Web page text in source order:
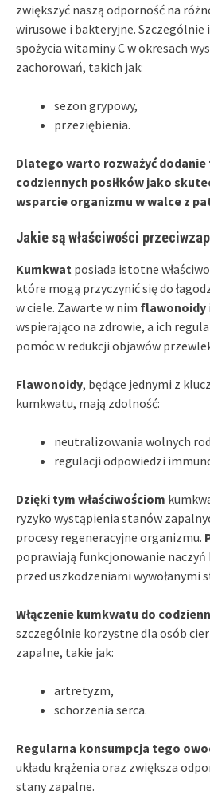
zwiększyć naszą odporność na
wirusowe i bakteryjne.
spożycia witaminy C w okresach
zachorowań, takich jak:
sezon grypowy,
przeziębienia.
Dlatego warto rozważyć
codziennych posiłków jako
wsparcie organizmu w walce z
Jakie są właściwości
Kumkwat posiada istotne
które mogą przyczynić się do
w ciele. Zawarte w nim flawonoidy i
wspierająco na zdrowie, a ich
pomóc w redukcji objawów
Flawonoidy, będące jednymi z
kumkwatu, mają zdolność:
neutralizowania wolnych
regulacji odpowiedzi
Dzięki tym właściwościom
ryzyko wystąpienia stanów
procesy regeneracyjne organizmu.
poprawiają funkcjonowanie
przed uszkodzeniami wywołanymi
Włączenie kumkwatu do
szczególnie korzystne dla osób
zapalne, takie jak:
artretyzm,
schorzenia serca.
Regularna konsumpcja tego
układu krążenia oraz zwiększa
stany zapalne.